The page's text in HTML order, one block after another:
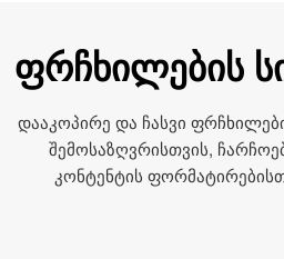
ფრჩხილების
დააკოპირე და ჩასვი
შემოსაზღვრისთვის,
კონტენტის